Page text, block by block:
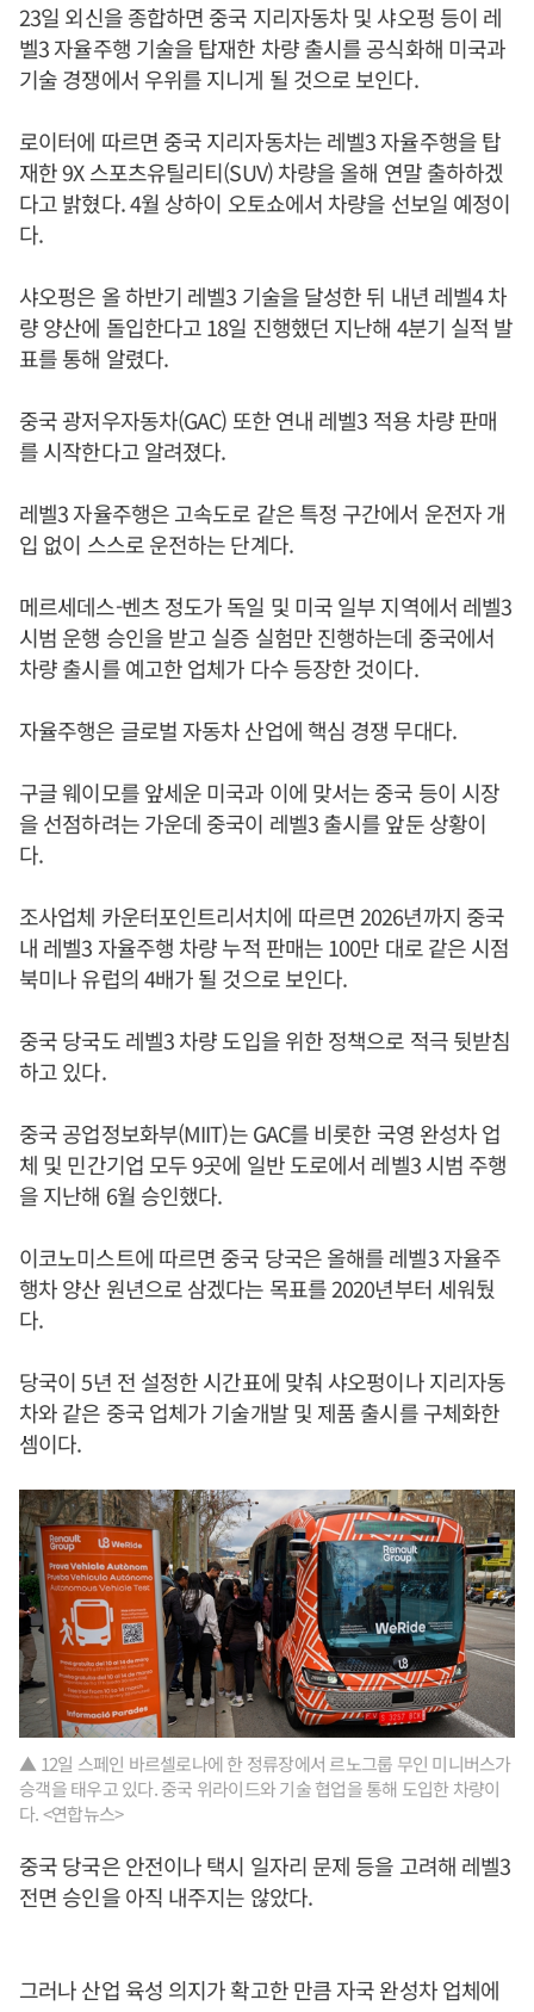
23일 외신을 종합하면 중국 지리자동차 및 샤오펑 등이 레
벨3 자율주행 기술을 탑재한 차량 출시를 공식화해 미국과
기술 경쟁에서 우위를 지니게 될 것으로 보인다.
로이터에 따르면 중국 지리자동차는 레벨3 자율주행을 탑
재한 9X 스포츠유틸리티(SUV) 차량을 올해 연말 출하하겠
다고 밝혔다. 4월 상하이 오토쇼에서 차량을 선보일 예정이
다.
샤오펑은 올 하반기 레벨3 기술을 달성한 뒤 내년 레벨4 차
량 양산에 돌입한다고 18일 진행했던 지난해 4분기 실적 발
표를 통해 알렸다.
중국 광저우자동차(GAC) 또한 연내 레벨3 적용 차량 판매
를 시작한다고 알려졌다.
레벨3 자율주행은 고속도로 같은 특정 구간에서 운전자 개
입 없이 스스로 운전하는 단계다.
메르세데스-벤츠 정도가 독일 및 미국 일부 지역에서 레벨3
시범 운행 승인을 받고 실증 실험만 진행하는데 중국에서
차량 출시를 예고한 업체가 다수 등장한 것이다.
자율주행은 글로벌 자동차 산업에 핵심 경쟁 무대다.
구글 웨이모를 앞세운 미국과 이에 맞서는 중국 등이 시장
을 선점하려는 가운데 중국이 레벨3 출시를 앞둔 상황이
다.
조사업체 카운터포인트리서치에 따르면 2026년까지 중국
내 레벨3 자율주행 차량 누적 판매는 100만 대로 같은 시점
북미나 유럽의 4배가 될 것으로 보인다.
중국 당국도 레벨3 차량 도입을 위한 정책으로 적극 뒷받침
하고 있다.
중국 공업정보화부(MIIT)는 GAC를 비롯한 국영 완성차 업
체 및 민간기업 모두 9곳에 일반 도로에서 레벨3 시범 주행
을 지난해 6월 승인했다.
이코노미스트에 따르면 중국 당국은 올해를 레벨3 자율주
행차 양산 원년으로 삼겠다는 목표를 2020년부터 세워뒀
다.
당국이 5년 전 설정한 시간표에 맞춰 샤오펑이나 지리자동
차와 같은 중국 업체가 기술개발 및 제품 출시를 구체화한
셈이다.
▲ 12일 스페인 바르셀로나에 한 정류장에서 르노그룹 무인 미니버스가
승객을 태우고 있다. 중국 위라이드와 기술 협업을 통해 도입한 차량이
다. <연합뉴스>
중국 당국은 안전이나 택시 일자리 문제 등을 고려해 레벨3
전면 승인을 아직 내주지는 않았다.
그러나 산업 육성 의지가 확고한 만큼 자국 완성차 업체에